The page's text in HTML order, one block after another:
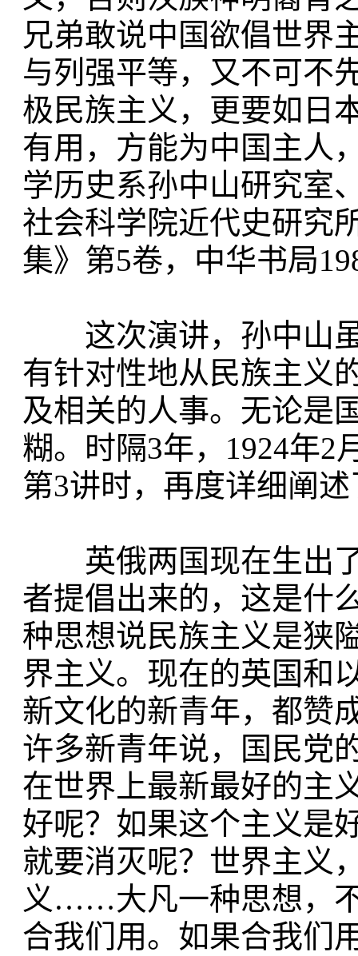
兄弟敢说中国欲倡世界
与列强平等，又不可不
极民族主义，更要如日
有用，方能为中国主人
学历史系孙中山研究室
社会科学院近代史研究
集》第5卷，中华书局
这次演讲，孙中山虽
有针对性地从民族主义
及相关的人事。无论是
糊。时隔3年，1924年2
第3讲时，再度详细阐
英俄两国现在生出了
者提倡出来的，这是什
种思想说民族主义是狭
界主义。现在的英国和
新文化的新青年，都赞
许多新青年说，国民党
在世界上最新最好的主
好呢？如果这个主义是
就要消灭呢？世界主义
义……大凡一种思想，
合我们用。如果合我们